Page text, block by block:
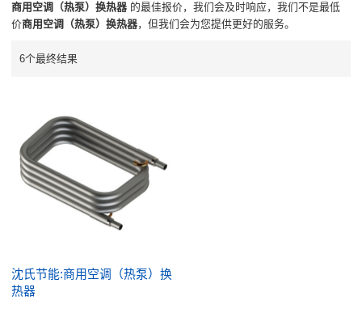
商用空调（热泵）换热器 的最佳报价，我们会及时响应，我们不是最低
价商用空调（热泵）换热器，但我们会为您提供更好的服务。
6个最终结果
沈氏节能:商用空调（热泵）换
热器